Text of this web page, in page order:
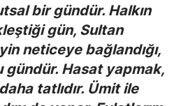
bir gündür. Halkın
gün, Sultan
neticeye bağlandığı,
gündür. Hasat yapmak,
tatlıdır. Ümit ile